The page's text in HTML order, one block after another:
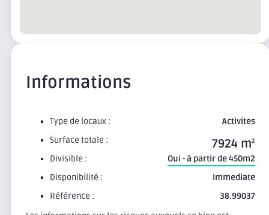
Informations
Type de locaux :
Activites
Surface totale :
7924 m2
Divisible :
Oui - à partir de 450m2
Disponibilité :
Immediate
Référence :
38.99037